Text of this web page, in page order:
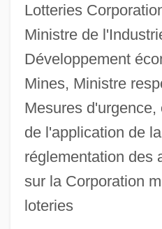
Lotteries
Ministre de
Développement
Mines, Ministre
Mesures
de l'application de
réglementation des
sur la Corporation
loteries